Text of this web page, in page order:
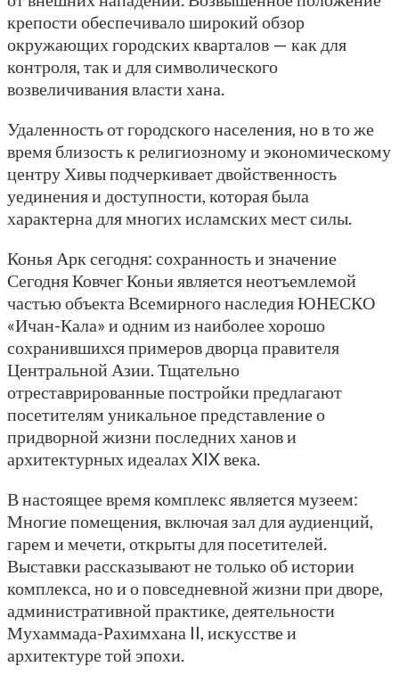
крепости обеспечивало широкий обзор
окружающих городских кварталов — как для
контроля, так и для символического
возвеличивания власти хана.
Удаленность от городского населения, но в то же
время близость к религиозному и экономическому
центру Хивы подчеркивает двойственность
уединения и доступности, которая была
характерна для многих исламских мест силы.
Конья Арк сегодня: сохранность и значение
Сегодня Ковчег Коньи является неотъемлемой
частью объекта Всемирного наследия ЮНЕСКО
«Ичан-Кала» и одним из наиболее хорошо
сохранившихся примеров дворца правителя
Центральной Азии. Тщательно
отреставрированные постройки предлагают
посетителям уникальное представление о
придворной жизни последних ханов и
архитектурных идеалах XIX века.
В настоящее время комплекс является музеем:
Многие помещения, включая зал для аудиенций,
гарем и мечети, открыты для посетителей.
Выставки рассказывают не только об истории
комплекса, но и о повседневной жизни при дворе,
административной практике, деятельности
Мухаммада-Рахимхана II, искусстве и
архитектуре той эпохи.